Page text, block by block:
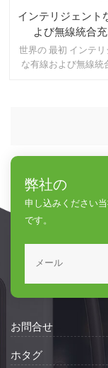
インテリジェント
よび無線統合
世界の 最初 インテリ
な有線および無線統
弊社の
申し込みください
です。
お問合せ
ホタグ